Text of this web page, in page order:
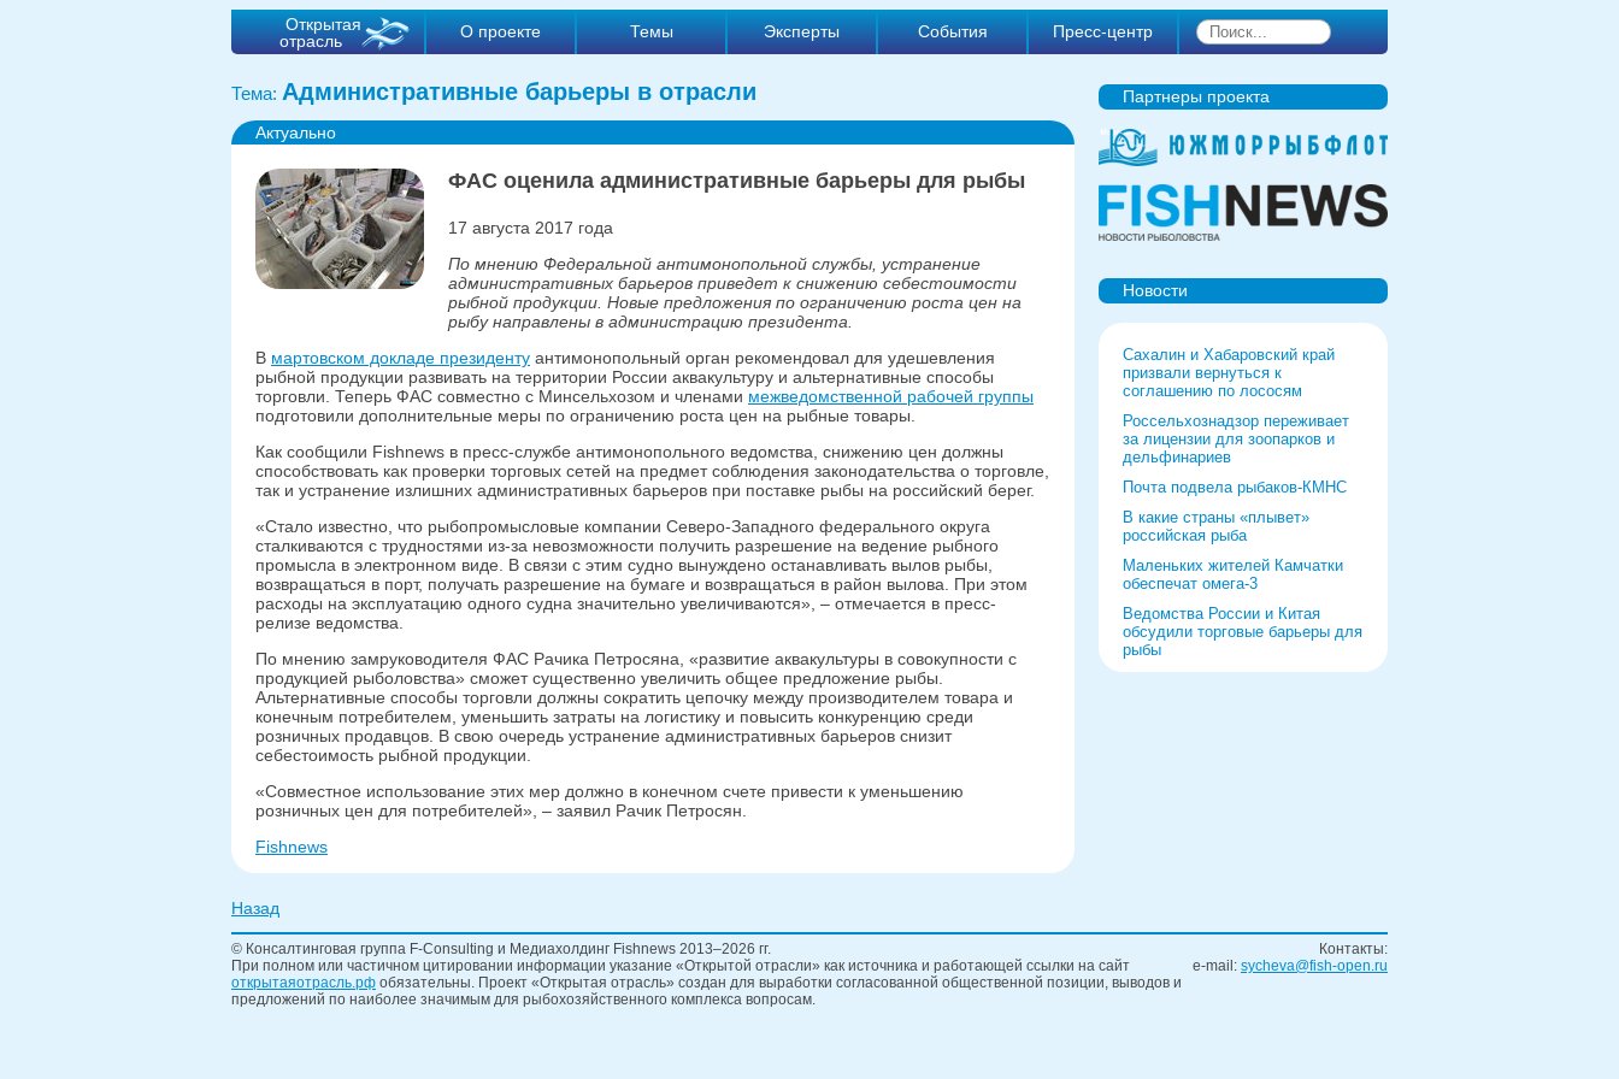
Открытая
отрасль
О проекте Темы Эксперты События Пресс-центр
Тема: Административные барьеры в отрасли
Актуально
ФАС оценила административные барьеры для рыбы
17 августа 2017 года
По мнению Федеральной антимонопольной службы, устранение
административных барьеров приведет к снижению себестоимости
рыбной продукции. Новые предложения по ограничению роста цен на
рыбу направлены в администрацию президента.
В мартовском докладе президенту антимонопольный орган рекомендовал для удешевления
рыбной продукции развивать на территории России аквакультуру и альтернативные способы
торговли. Теперь ФАС совместно с Минсельхозом и членами межведомственной рабочей группы
подготовили дополнительные меры по ограничению роста цен на рыбные товары.
Как сообщили Fishnews в пресс-службе антимонопольного ведомства, снижению цен должны
способствовать как проверки торговых сетей на предмет соблюдения законодательства о торговле,
так и устранение излишних административных барьеров при поставке рыбы на российский берег.
«Стало известно, что рыбопромысловые компании Северо-Западного федерального округа
сталкиваются с трудностями из-за невозможности получить разрешение на ведение рыбного
промысла в электронном виде. В связи с этим судно вынуждено останавливать вылов рыбы,
возвращаться в порт, получать разрешение на бумаге и возвращаться в район вылова. При этом
расходы на эксплуатацию одного судна значительно увеличиваются», – отмечается в пресс-
релизе ведомства.
По мнению замруководителя ФАС Рачика Петросяна, «развитие аквакультуры в совокупности с
продукцией рыболовства» сможет существенно увеличить общее предложение рыбы.
Альтернативные способы торговли должны сократить цепочку между производителем товара и
конечным потребителем, уменьшить затраты на логистику и повысить конкуренцию среди
розничных продавцов. В свою очередь устранение административных барьеров снизит
себестоимость рыбной продукции.
«Совместное использование этих мер должно в конечном счете привести к уменьшению
розничных цен для потребителей», – заявил Рачик Петросян.
Fishnews
Назад
Партнеры проекта
Новости
Сахалин и Хабаровский край
призвали вернуться к
соглашению по лососям
Россельхознадзор переживает
за лицензии для зоопарков и
дельфинариев
Почта подвела рыбаков-КМНС
В какие страны «плывет»
российская рыба
Маленьких жителей Камчатки
обеспечат омега-3
Ведомства России и Китая
обсудили торговые барьеры для
рыбы
© Консалтинговая группа F-Consulting и Медиахолдинг Fishnews 2013–2026 гг.
При полном или частичном цитировании информации указание «Открытой отрасли» как источника и работающей ссылки на сайт
открытаяотрасль.рф обязательны. Проект «Открытая отрасль» создан для выработки согласованной общественной позиции, выводов и
предложений по наиболее значимым для рыбохозяйственного комплекса вопросам.
Контакты:
e-mail: sycheva@fish-open.ru